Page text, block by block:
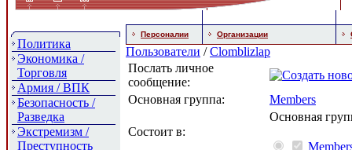
Политика
Экономика /
Торговля
Армия / ВПК
Безопасность /
Разведка
Экстремизм /
Преступность
Персоналии Организации
Пользователи /Clomblizlap
Послать личное
сообщение:
Основная группа:
Members
Состоит в:
Основная